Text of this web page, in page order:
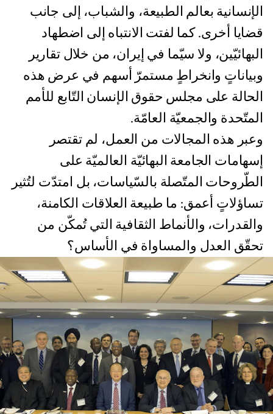
الإنسانية بعالم الطبيعة، والشباب، إلى جانب
قضايا أخرى. كما لفتت الانتباه إلى اضطهاد
البهائيّين، ولا سيّما في إيران، من خلال تقارير
وبياناتٍ وانخراطٍ مستمرّ أسهم في عرض هذه
الحالة على مجلس حقوق الإنسان التّابع للأمم
المتّحدة والجمعيّة العامّة.
وعبر هذه المجالات من العمل، لم تقتصر
إسهامات الجامعة البهائيّة العالميّة على
الطّروحات المتّصلة بالسّياسات، بل امتدّت لتُثير
تساؤلاتٍ أعمق: ما طبيعة العلاقات الكامنة،
والقدرات، والأنماط الثقافية التي تُمكّن من
تحقّق العدل والمساواة في الأساس؟